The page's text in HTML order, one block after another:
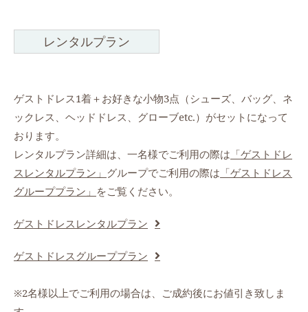
レンタルプラン
ゲストドレス1着＋お好きな小物3点（シューズ、バッグ、ネ
ックレス、ヘッドドレス、グローブetc.）がセットになって
おります。
レンタルプラン詳細は、一名様でご利用の際は 「ゲストドレ
スレンタルプラン」 グループでご利用の際は 「ゲストドレス
グループプラン」 をご覧ください。
ゲストドレスレンタルプラン
ゲストドレスグループプラン
※2名様以上でご利用の場合は、ご成約後にお値引き致しま